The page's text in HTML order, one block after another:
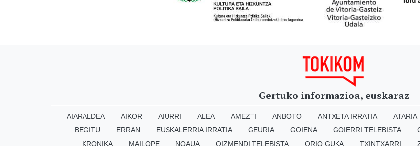
Gertuko informazioa, euskaraz
AIARALDEA AIKOR AIURRI ALEA AMEZTI ANBOTO ANTXETA IRRATIA ATARIA
BEGITU
ERRAN EUSKALERRIA IRRATIA GEURIA GOIENA GOIERRI TELEBISTA
KRONIKA
MAILOPE NOAUA OIZMENDI TELEBISTA ORIO GUKA TXINTXARRI